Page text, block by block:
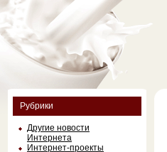
Рубрики
Другие новости
Интернета
Интернет-проекты